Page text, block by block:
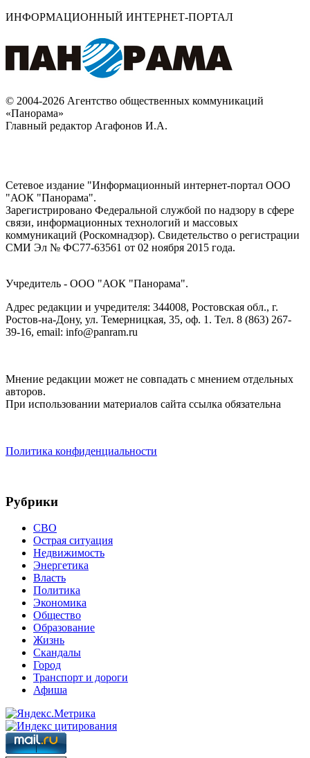
ИНФОРМАЦИОННЫЙ ИНТЕРНЕТ-ПОРТАЛ
© 2004-2026 Агентство общественных коммуникаций
«Панорама»
Главный редактор Агафонов И.А.
Сетевое издание "Информационный интернет-портал ООО
"АОК "Панорама".
Зарегистрировано Федеральной службой по надзору в сфере
связи, информационных технологий и массовых
коммуникаций (Роскомнадзор). Cвидетельство о регистрации
СМИ Эл № ФС77-63561 от 02 ноября 2015 года.
Учредитель - ООО "АОК "Панорама".
Адрес редакции и учредителя: 344008, Ростовская обл., г.
Ростов-на-Дону, ул. Темерницкая, 35, оф. 1. Тел. 8 (863) 267-
39-16, email: info@panram.ru
Мнение редакции может не совпадать с мнением отдельных
авторов.
При использовании материалов сайта ссылка обязательна
Политика конфиденциальности
Рубрики
СВО
Острая ситуация
Недвижимость
Энергетика
Власть
Политика
Экономика
Общество
Образование
Жизнь
Скандалы
Город
Транспорт и дороги
Афиша